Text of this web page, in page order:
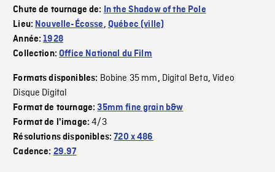
Chute de tournage de:
In the Shadow of the Pole
Lieu: Nouvelle-Écosse, Québec (ville)
Année:1928
Collection:Office National du Film
Formats disponibles: Bobine 35 mm, Digital Beta,Video
Disque Digital
Format de tournage:35mm fine grain b&w
Format de l'image:4/3
Résolutions disponibles:720 x 486
Cadence: 29.97